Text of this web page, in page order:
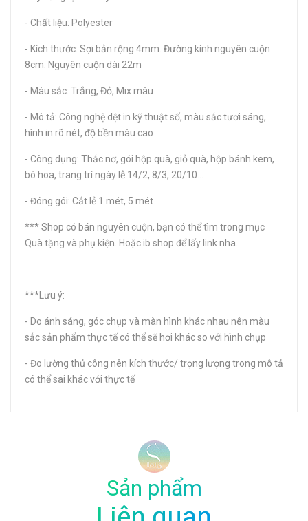
- Chất liệu: Polyester
- Kích thước: Sợi bản rộng 4mm. Đường kính nguyên cuộn
8cm. Nguyên cuộn dài 22m
- Màu sắc: Trắng, Đỏ, Mix màu
- Mô tả: Công nghệ dệt in kỹ thuật số, màu sắc tươi sáng,
hình in rõ nét, độ bền màu cao
- Công dụng: Thắc nơ, gói hộp quà, giỏ quà, hộp bánh kem,
bó hoa, trang trí ngày lễ 14/2, 8/3, 20/10...
- Đóng gói: Cắt lẻ 1 mét, 5 mét
*** Shop có bán nguyên cuộn, bạn có thể tìm trong mục
Quà tặng và phụ kiện. Hoặc ib shop để lấy link nha.
***Lưu ý:
- Do ánh sáng, góc chụp và màn hình khác nhau nên màu
sắc sản phẩm thực tế có thể sẽ hơi khác so với hình chụp
- Đo lường thủ công nên kích thước/ trọng lượng trong mô tả
có thể sai khác với thực tế
Sản phẩm